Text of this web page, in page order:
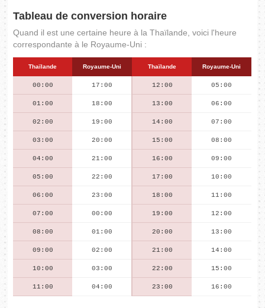
Tableau de conversion horaire
Quand il est une certaine heure à la Thaïlande, voici l'heure
correspondante à le Royaume-Uni :
Thaïlande Royaume-Uni Thaïlande Royaume-Uni
00:00 17:00 12:00 05:00
01:00 18:00 13:00 06:00
02:00 19:00 14:00 07:00
03:00 20:00 15:00 08:00
04:00 21:00 16:00 09:00
05:00 22:00 17:00 10:00
06:00 23:00 18:00 11:00
07:00 00:00 19:00 12:00
08:00 01:00 20:00 13:00
09:00 02:00 21:00 14:00
10:00 03:00 22:00 15:00
11:00 04:00 23:00 16:00